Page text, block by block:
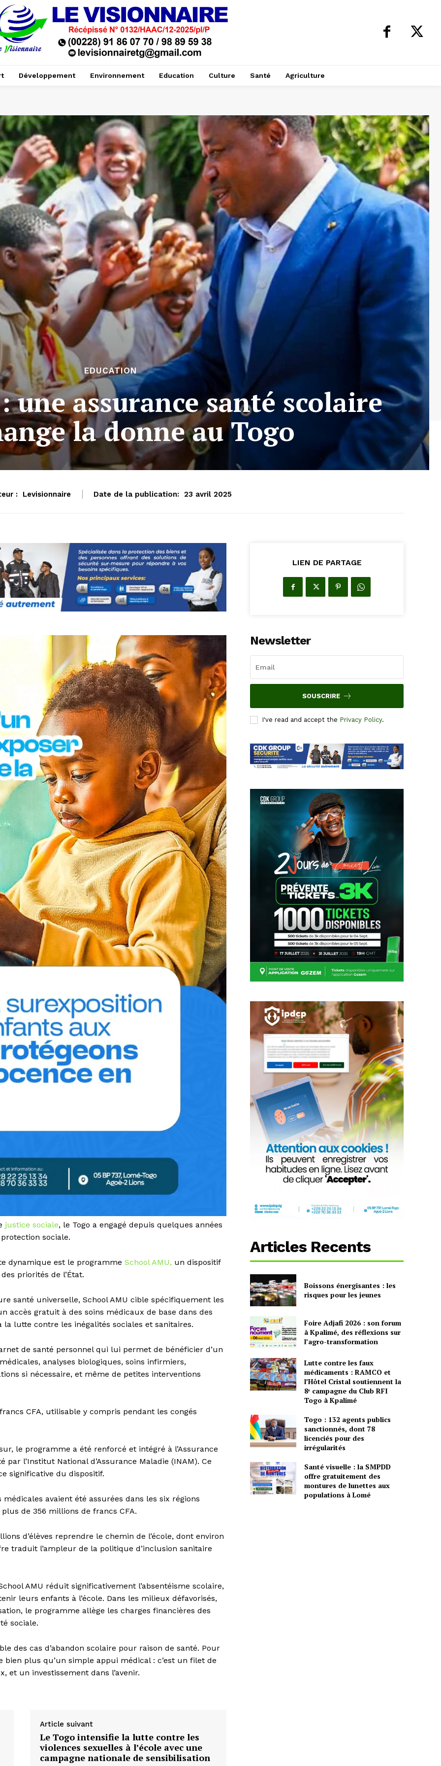
Développement Environnement Education Culture Santé Agriculture
EDUCATION
une assurance santé scolaire
la donne au Togo
: Levisionnaire Date de la publication: 23 avril 2025
justice sociale, le Togo a engagé depuis quelques années
sociale.
dynamique est le programme School AMU, un dispositif
priorités de l’État.
santé universelle, School AMU cible spécifiquement les
accès gratuit à des soins médicaux de base dans des
lutte contre les inégalités sociales et sanitaires.
de santé personnel qui lui permet de bénéficier d’un
analyses biologiques, soins infirmiers,
si nécessaire, et même de petites interventions
CFA, utilisable y compris pendant les congés
le programme a été renforcé et intégré à l’Assurance
l’Institut National d’Assurance Maladie (INAM). Ce
significative du dispositif.
avaient été assurées dans les six régions
de 356 millions de francs CFA.
d’élèves reprendre le chemin de l’école, dont environ
traduit l’ampleur de la politique d’inclusion sanitaire
AMU réduit significativement l’absentéisme scolaire,
leurs enfants à l’école. Dans les milieux défavorisés,
le programme allège les charges financières des
sociale.
des cas d’abandon scolaire pour raison de santé. Pour
plus qu’un simple appui médical : c’est un filet de
et un investissement dans l’avenir.
Article suivant
Le Togo intensifie la lutte contre les
violences sexuelles à l’école avec une
campagne nationale de sensibilisation
LIEN DE PARTAGE
Newsletter
SOUSCRIRE
I've read and accept the Privacy Policy.
Articles Recents
Boissons énergisantes : les
risques pour les jeunes
Foire Adjafi 2026 : son forum
à Kpalimé, des réflexions sur
l’agro-transformation
Lutte contre les faux
médicaments : RAMCO et
l’Hôtel Cristal soutiennent la
8ᵉ campagne du Club RFI
Togo à Kpalimé
Togo : 132 agents publics
sanctionnés, dont 78
licenciés pour des
irrégularités
Santé visuelle : la SMPDD
offre gratuitement des
montures de lunettes aux
populations à Lomé